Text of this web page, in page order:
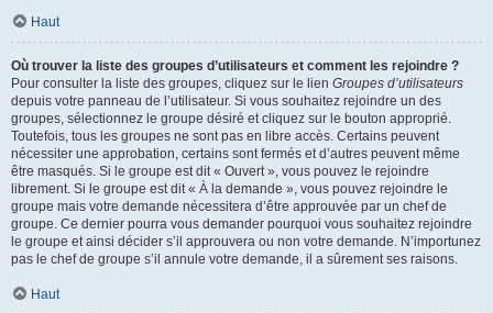
Haut
Où trouver la liste des groupes d’utilisateurs et comment les rejoindre ?
Pour consulter la liste des groupes, cliquez sur le lien Groupes d’utilisateurs
depuis votre panneau de l’utilisateur. Si vous souhaitez rejoindre un des
groupes, sélectionnez le groupe désiré et cliquez sur le bouton approprié.
Toutefois, tous les groupes ne sont pas en libre accès. Certains peuvent
nécessiter une approbation, certains sont fermés et d’autres peuvent même
être masqués. Si le groupe est dit « Ouvert », vous pouvez le rejoindre
librement. Si le groupe est dit « À la demande », vous pouvez rejoindre le
groupe mais votre demande nécessitera d’être approuvée par un chef de
groupe. Ce dernier pourra vous demander pourquoi vous souhaitez rejoindre
le groupe et ainsi décider s’il approuvera ou non votre demande. N’importunez
pas le chef de groupe s’il annule votre demande, il a sûrement ses raisons.
Haut